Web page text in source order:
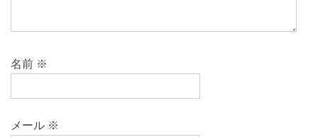
名前 ※
メール ※